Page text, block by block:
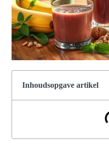
Inhoudsopgave artikel